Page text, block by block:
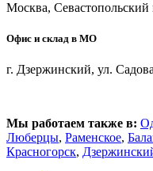
Москва, Севастопольский
Офис и склад в МО
г. Дзержинский, ул.
Мы работаем также в:
Люберцы, Раменское,
Красногорск,